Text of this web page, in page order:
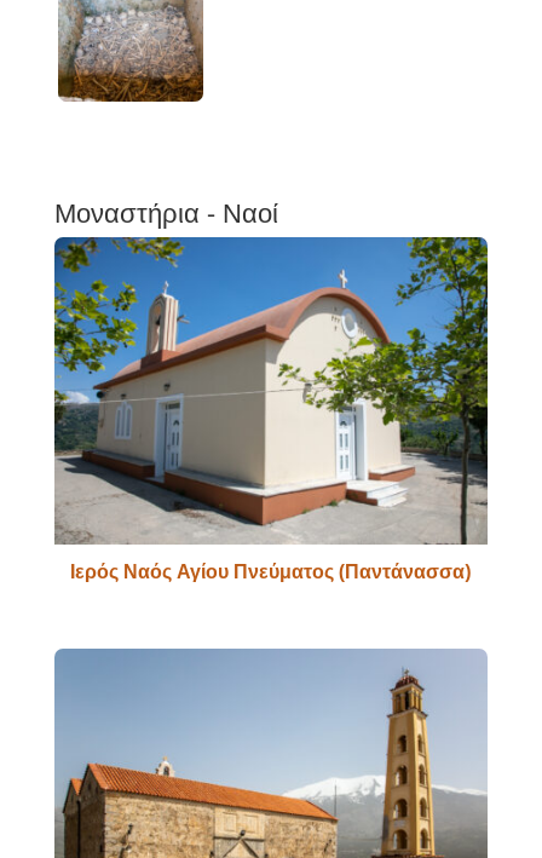
Μοναστήρια - Ναοί
Ιερός Ναός Αγίου Πνεύματος (Παντάνασσα)